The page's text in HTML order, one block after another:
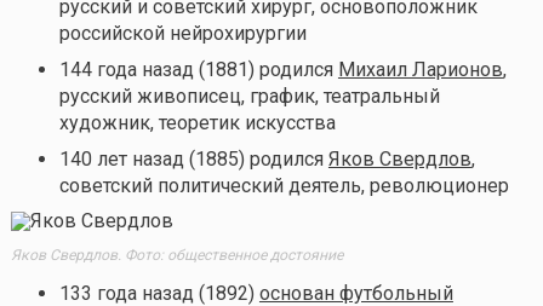
русский и советский хирург, основоположник
российской нейрохирургии
144 года назад (1881) родился Михаил Ларионов,
русский живописец, график, театральный
художник, теоретик искусства
140 лет назад (1885) родился Яков Свердлов,
советский политический деятель, революционер
Яков Свердлов. Фото: общественное достояние
133 года назад (1892) основан футбольный